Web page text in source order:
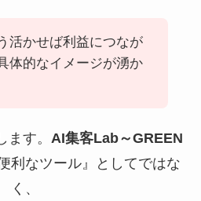
活かせば利益につなが
体的なイメージが湧か
す。 AI集客Lab～GREEN
利なツール』としてではな
く、